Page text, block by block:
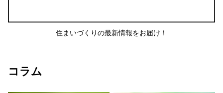
住まいづくりの最新情報をお届け！
コラム